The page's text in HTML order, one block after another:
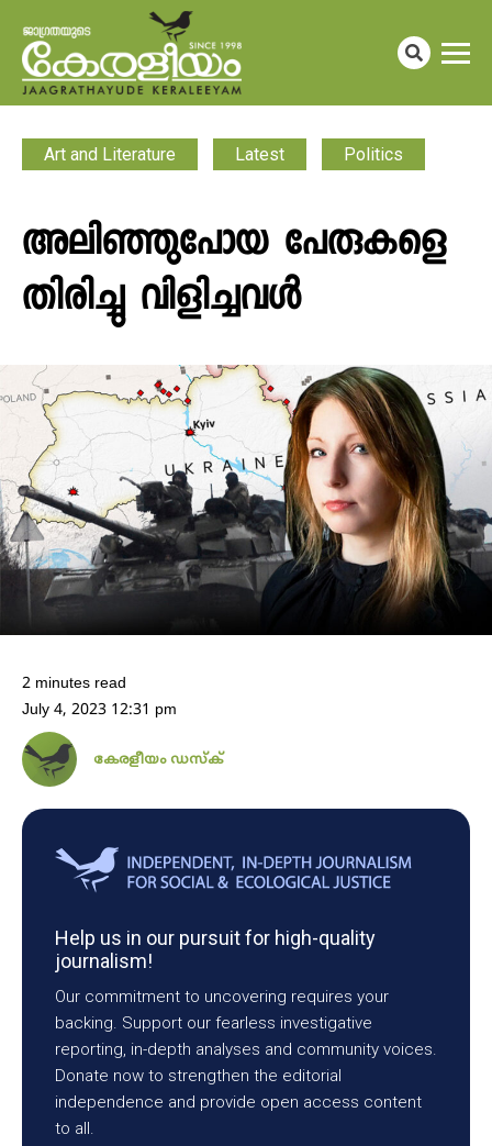
Art and Literature Latest Politics
അലിഞ്ഞുപോയ പേരുകളെ
തിരിച്ചു വിളിച്ചവൾ
2 minutes read
July 4, 2023 12:31 pm
കേരളീയം ഡസ്ക്
Help us in our pursuit for high-quality
journalism!
Our commitment to uncovering requires your
backing. Support our fearless investigative
reporting, in-depth analyses and community voices.
Donate now to strengthen the editorial
independence and provide open access content
to all.